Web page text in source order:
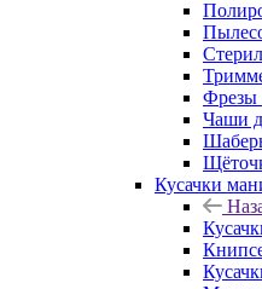
Фрезы
Чаши
Кусачки